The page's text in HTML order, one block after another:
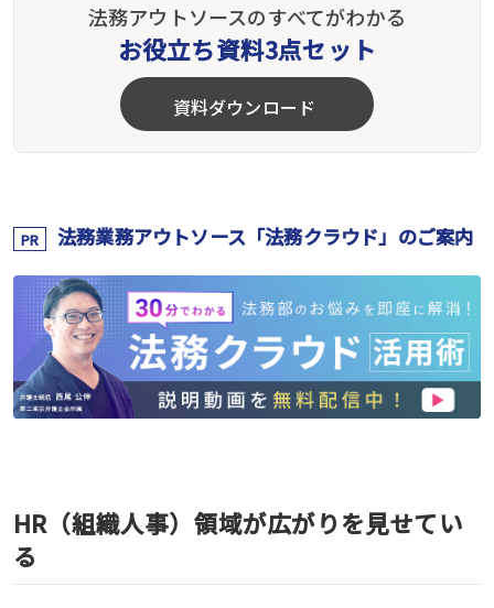
法務アウトソースのすべてがわかる
お役立ち資料3点セット
資料ダウンロード
PR 法務業務アウトソース「法務クラウド」のご案内
HR（組織人事）領域が広がりを見せてい
る